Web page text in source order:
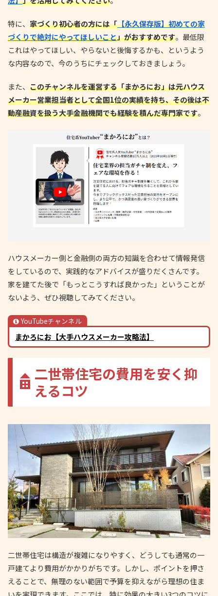
特に、 家づくり初心者の方には「【永久保存版】初めての家
づくりで絶対にやってほしいこと」がおすすめです。最低限
これはやってほしい、やらないと後悔するかも、というよう
な内容なので、今のうちにチェックしておきましょう。
また、 このチャンネルを運営する「まかろにお」は元ハウス
メーカー営業担当者として全国1位の実績を持ち、その後は不
動産融資を扱う大手金融機関でも経験を積んだ専門家です。
ハウスメーカー側と金融側の両方の知識を合わせて情報発信
をしているので、実践的なアドバイスが盛りだくさんです。
家を建てた後で「もっとこうすれば良かった」ということが
ないよう、ぜひ視聴してみてください。
YouTubeチャンネル
まかろにお【大手ハウスメーカー攻略法】
二世帯住宅の費用を安く抑
えるコツ
二世帯住宅は構造が複雑になりやすく、どうしても通常の一
戸建てより費用がかかりがちです。しかし、ポイントを押さ
えることで、無理のない範囲で予算を抑えながら理想の住ま